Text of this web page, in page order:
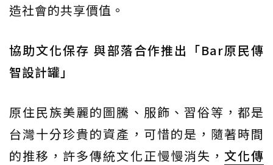
造社會的共享價值。
協助文化保存 與部落合作推出「Bar原民傳
智設計罐」
原住民族美麗的圖騰、服飾、習俗等，都是
台灣十分珍貴的資產，可惜的是，隨著時間
的推移，許多傳統文化正慢慢消失， 文化傳